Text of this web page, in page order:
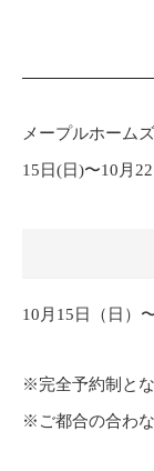
メープルホーム
15日(日)〜10月
10月15日（日）
※完全予約制とな
※ご都合の合わ